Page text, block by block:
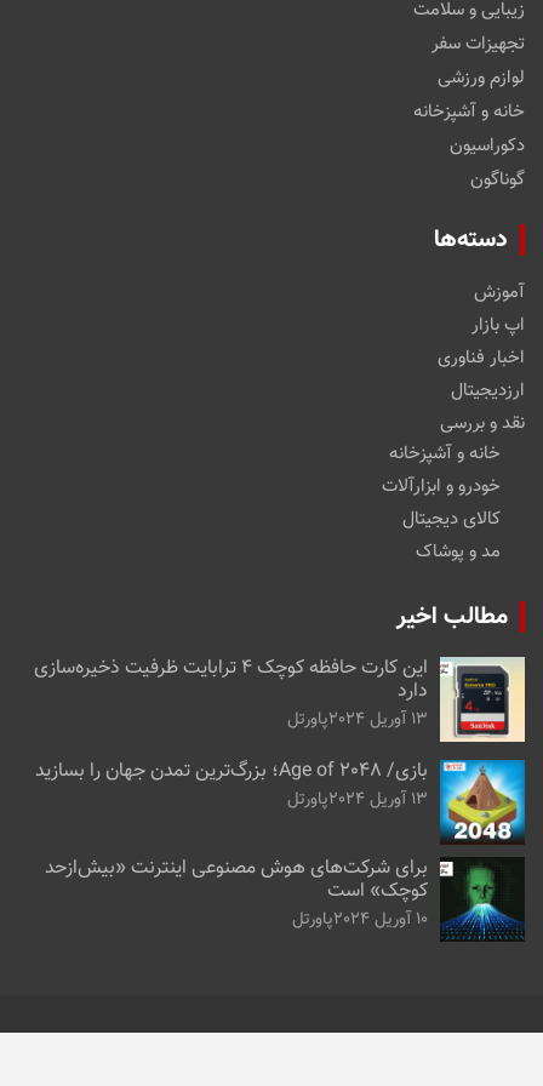
درباره ما
فروشگاه اینترنتی پاورتل به عنوان اولین مرجع تخصصی فروش لوازم
تلفن های همراه آغاز کرد. با گذشت زمان و گسترش فعالیت های
فروشگاه، پاورتل به حوزه های دیگری همچون تبلت و … وارد شد و به
برای تهیه لوازم جانبی آن ضروری باشد وارد خواهد شد.
اصلی این فروشگاه است، همواره سعی دارد تا به کیفیت محصولات ارائه
شده در فروشگاه خود توجه ویژه ای داشته باشد.
فروشگاه
مد و پوشاک
زیبایی و سلامت
تجهیزات سفر
لوازم ورزشی
خانه و آشپزخانه
دکوراسیون
گوناگون
دسته‌ها
آموزش
اپ بازار
اخبار فناوری
ارزدیجیتال
نقد و بررسی
خانه و آشپزخانه
خودرو و ابزارآلات